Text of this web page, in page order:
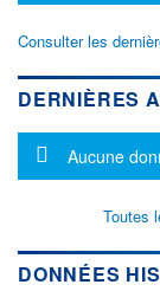
Consulter les
DERNIÈRES
Message
Aucune
Toutes
DONNÉES